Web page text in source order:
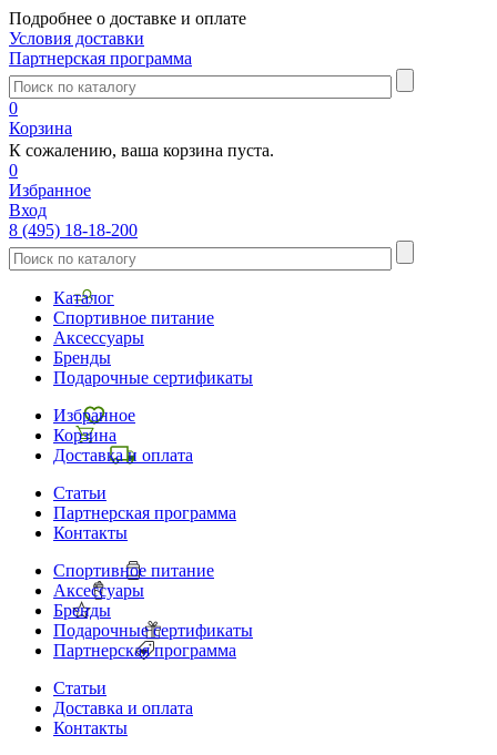
Подробнее о доставке и оплате
Условия доставки
Партнерская программа
0
Корзина
К сожалению, ваша корзина пуста.
0
Избранное
Вход
8 (495) 18-18-200
Каталог
Спортивное питание
Аксессуары
Бренды
Подарочные сертификаты
Избранное
Корзина
Доставка и оплата
Статьи
Партнерская программа
Контакты
Спортивное питание
Аксессуары
Бренды
Подарочные сертификаты
Партнерская программа
Статьи
Доставка и оплата
Контакты